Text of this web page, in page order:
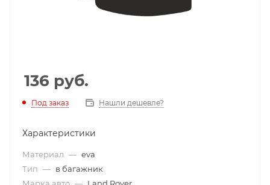
136 руб.
Под заказ Нашли дешевле?
Характеристики
Материал — eva
Тип — в багажник